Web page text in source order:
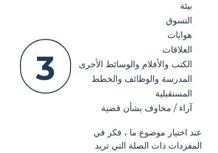
3
بيئة
التسوق
هوايات
العلاقات
الكتب والأفلام والوسائط الأخرى
المدرسة والوظائف والخطط
المستقبلية
آراء / مخاوف بشأن قضية
عند اختيار موضوع ما ، فكر في
المفردات ذات الصلة التي تريد